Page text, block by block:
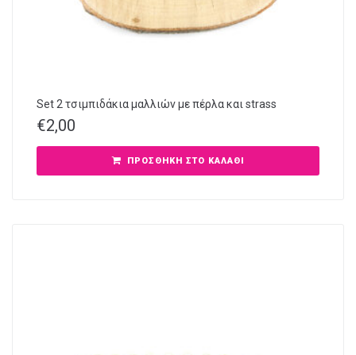
Set 2 τσιμπιδάκια μαλλιών με πέρλα και strass
€2,00
ΠΡΟΣΘΉΚΗ ΣΤΟ ΚΑΛΆΘΙ